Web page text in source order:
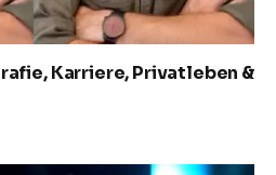
Karriere, Privatleben &